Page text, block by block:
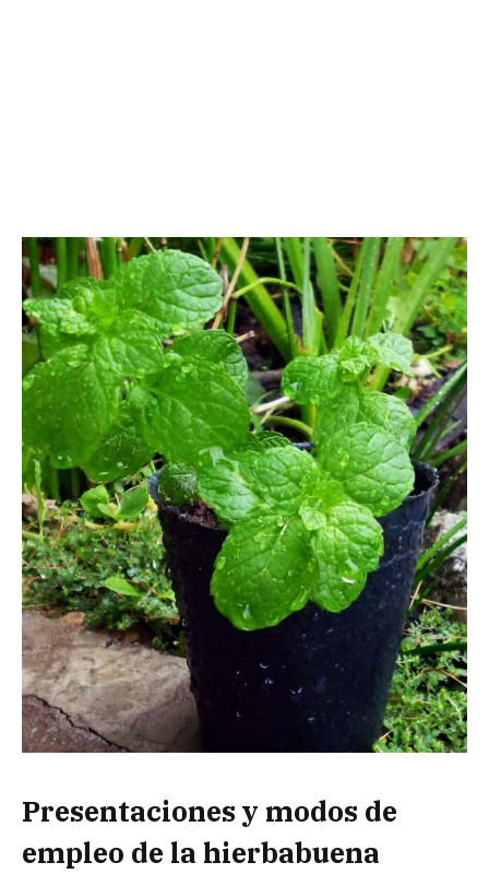
Presentaciones y modos de
empleo de la hierbabuena